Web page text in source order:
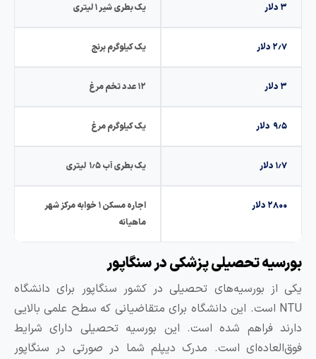
یک بطری شیر ۱ لیتری
یک کیلوگرم برنج
یک کیلوگرم مرغ
یک بطری آب ۱٫۵ لیتری
۲۸۰۰ دلار
اجاره مسکن ۱ خوابه مرکز شهر
ماهیانه
تحصیلی پزشکی در سنگاپور
از بورسیه‌های تحصیلی در کشور سنگاپور برای دانشگاه
NTU است. این دانشگاه برای متقاضیانی که سطح علمی بالایی
فراهم شده است. این بورسیه تحصیلی دارای شرایط
است. مدرک دیپلم شما در صورتی در سنگاپور